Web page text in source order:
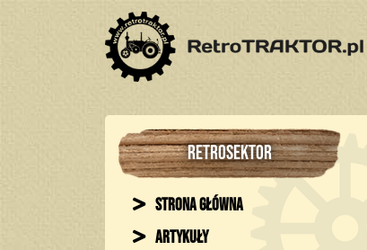
RETROSEKTOR
Strona główna
Artykuły